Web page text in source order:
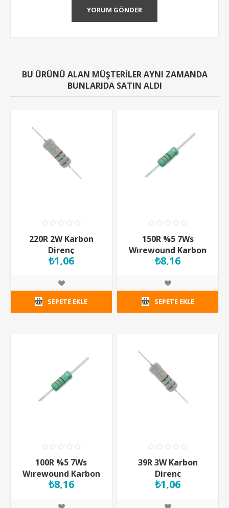
YORUM GÖNDER
BU ÜRÜNÜ ALAN MÜŞTERILER AYNI ZAMANDA
BUNLARIDA SATIN ALDI
220R 2W Karbon
Direnç
₺1,06
SEPETE EKLE
150R %5 7Ws
Wırewound Karbon
Direnç
₺8,16
SEPETE EKLE
100R %5 7Ws
Wırewound Karbon
Direnç
₺8,16
39R 3W Karbon
Direnç
₺1,06